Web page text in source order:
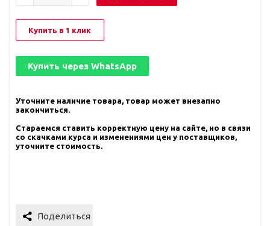
Купить в 1 клик
Купить через WhatsApp
Уточните наличие товара, товар может внезапно
закончиться.
Стараемся ставить корректную цену на сайте, но в связи
со скачками курса и изменениями цен у поставщиков,
уточните стоимость.